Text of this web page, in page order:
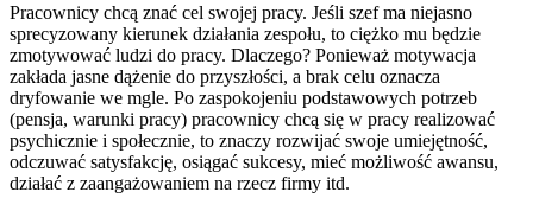
Pracownicy chcą znać cel swojej pracy. Jeśli szef ma niejasno
sprecyzowany kierunek działania zespołu, to ciężko mu będzie
zmotywować ludzi do pracy. Dlaczego? Ponieważ motywacja
zakłada jasne dążenie do przyszłości, a brak celu oznacza
dryfowanie we mgle. Po zaspokojeniu podstawowych potrzeb
(pensja, warunki pracy) pracownicy chcą się w pracy realizować
psychicznie i społecznie, to znaczy rozwijać swoje umiejętność,
odczuwać satysfakcję, osiągać sukcesy, mieć możliwość awansu,
działać z zaangażowaniem na rzecz firmy itd.